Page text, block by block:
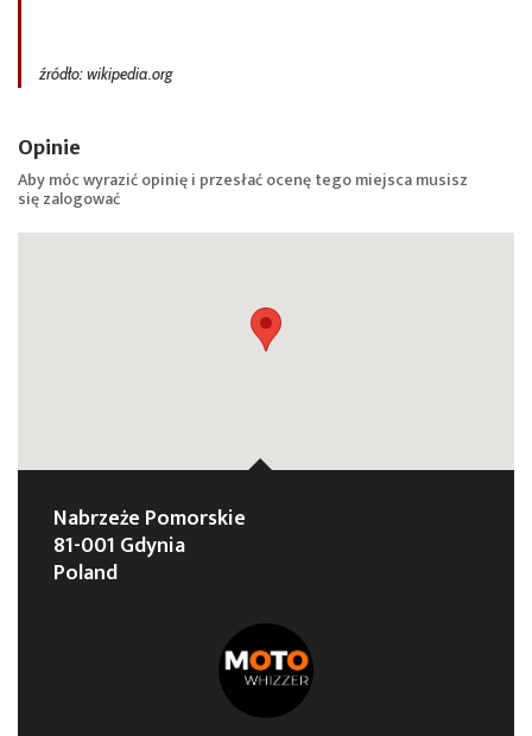
źródło: wikipedia.org
Opinie
Aby móc wyrazić opinię i przesłać ocenę tego miejsca musisz
sięzalogować
Nabrzeże Pomorskie
81-001 Gdynia
Poland